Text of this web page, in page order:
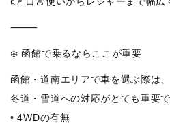
⸻
❄️ 函館で乗るならここが重要
函館・道南エリアで車を選ぶ際は、
冬道・雪道への対応がとても重要で
• 4WDの有無